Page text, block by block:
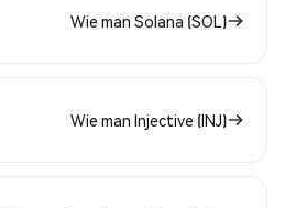
Wie man Solana (SOL)
Wie man Injective (INJ)